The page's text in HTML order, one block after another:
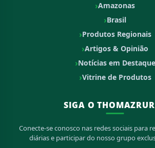
Amazonas
Brasil
Produtos Regionais
Artigos & Opinião
Notícias em Destaque
Vitrine de Produtos
SIGA O
Conecte-se conosco nas redes sociais para
diárias e participar do nosso grupo